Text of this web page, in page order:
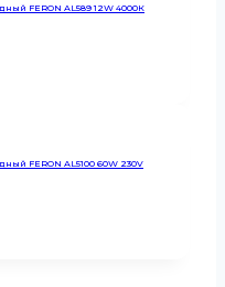
FERON AL589 12W 4000К
FERON AL5100 60W 230V